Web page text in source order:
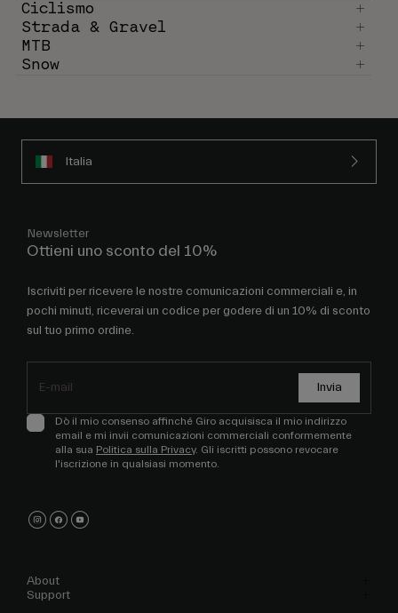
Ciclismo
Strada & Gravel
MTB
Snow
Italia
Newsletter
Ottieni uno sconto del 10%
Iscriviti per ricevere le nostre comunicazioni commerciali e, in
pochi minuti, riceverai un codice per godere di un 10% di sconto
sul tuo primo ordine.
Invia
Dò il mio consenso affinché Giro acquisisca il mio indirizzo
email e mi invii comunicazioni commerciali conformemente
alla sua Politica sulla Privacy. Gli iscritti possono revocare
l'iscrizione in qualsiasi momento.
About
Support